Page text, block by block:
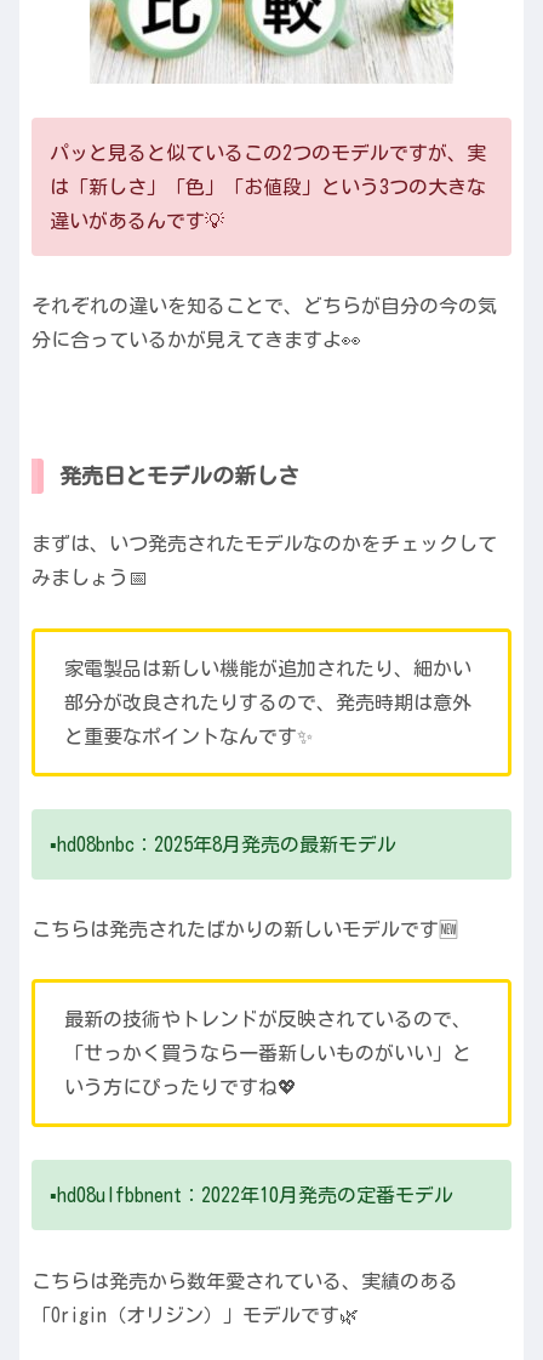
パッと見ると似ているこの2つのモデルですが、実
は「新しさ」「色」「お値段」という3つの大きな
違いがあるんです💡
それぞれの違いを知ることで、どちらが自分の今の気
分に合っているかが見えてきますよ👀
発売日とモデルの新しさ
まずは、いつ発売されたモデルなのかをチェックして
みましょう📅
家電製品は新しい機能が追加されたり、細かい
部分が改良されたりするので、発売時期は意外
と重要なポイントなんです✨
▪️hd08bnbc：2025年8月発売の最新モデル
こちらは発売されたばかりの新しいモデルです🆕
最新の技術やトレンドが反映されているので、
「せっかく買うなら一番新しいものがいい」と
いう方にぴったりですね💖
▪️hd08ulfbbnent：2022年10月発売の定番モデル
こちらは発売から数年愛されている、実績のある
「Origin（オリジン）」モデルです🌿